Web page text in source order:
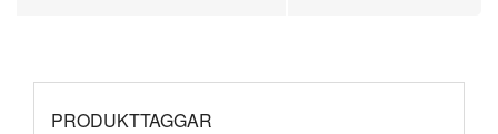
PRODUKTTAGGAR